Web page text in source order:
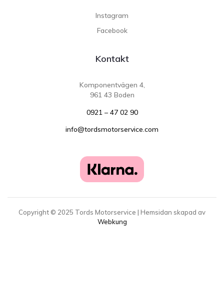
Instagram
Facebook
Kontakt
Komponentvägen 4,
961 43 Boden
0921 – 47 02 90
info@tordsmotorservice.com
Copyright © 2025 Tords Motorservice | Hemsidan skapad av
Webkung